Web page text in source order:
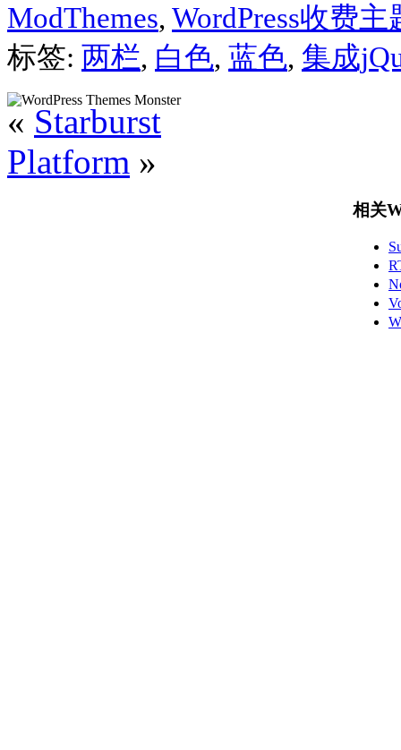
ModThemes, WordPress收费主
标签: 两栏, 白色, 蓝色, 集成
« Starburst
Platform »
相关